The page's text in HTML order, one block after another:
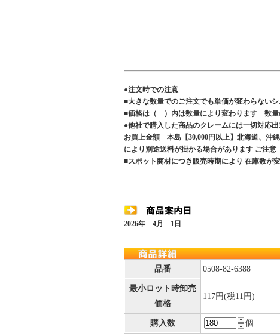
●注文時での注意
■大きな数量でのご注文でも単価が変わらない
■価格は（ ）内は数量により変わります 数量
●他社で購入した商品のクレームには一切対応
お買上金額 本島【30,000円以上】北海道、沖
により別途送料が掛かる場合があります ご
■スポット商材につき販売時期により 在庫数が
2026年 4月 1日
品番 0508-82-6388
最小ロット時卸売
価格
117円(税11円)
購入数
個